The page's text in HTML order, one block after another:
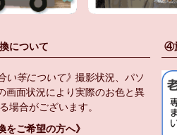
について
い等について》 撮影状況、パソ
画面状況により実際のお色と異
場合がございます。
をご希望の方へ》
④